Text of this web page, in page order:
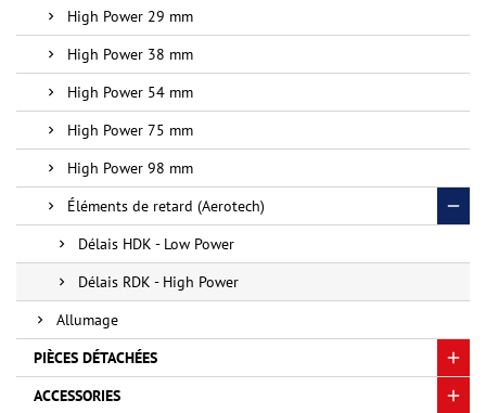
High Power 29 mm
High Power 38 mm
High Power 54 mm
High Power 75 mm
High Power 98 mm
Éléments de retard (Aerotech)
Délais HDK - Low Power
Délais RDK - High Power
Allumage
PIÈCES DÉTACHÉES
ACCESSORIES